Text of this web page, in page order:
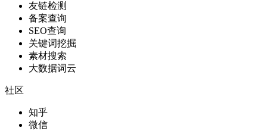
友链检测
备案查询
SEO查询
关键词挖掘
素材搜索
大数据词云
社区
知乎
微信